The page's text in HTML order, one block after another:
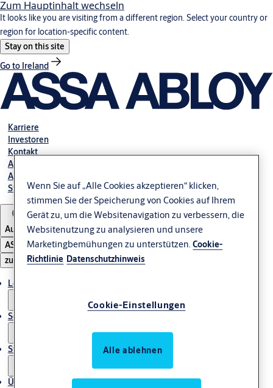
Zum Hauptinhalt wechseln
It looks like you are visiting from a different region. Select your country or
region for location-specific content.
Stay on this site
Go to Ireland
Karriere
Investoren
Kontakt
Ansprechpartner Automatiktüren
Ansprechpartner Industrietore GmbH
Störung melden
Austria
ASSA ABLOY Group
zu öffnen
Lösungen und Produkte
Service und Dienstleistungen
Storys
Über uns
Wenn Sie auf „Alle Cookies akzeptieren“ klicken,
stimmen Sie der Speicherung von Cookies auf Ihrem
Gerät zu, um die Websitenavigation zu verbessern, die
Websitenutzung zu analysieren und unsere
Marketingbemühungen zu unterstützen.Cookie-
Richtlinie Datenschutzhinweis
Cookie-Einstellungen
Alle ablehnen